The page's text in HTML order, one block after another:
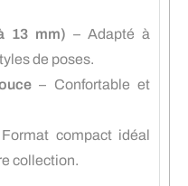
13 mm) – Adapté à
de poses.
– Confortable et
compact idéal
collection.